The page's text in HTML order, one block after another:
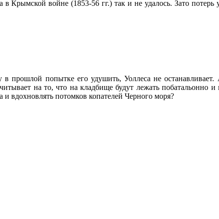
в Крымской войне (1853-56 гг.) так и не удалось. Зато
прошлой попытке его удушить, Уоллеса не
на то, что на кладбище будут лежать побатальонно и
и вдохновлять потомков копателей Черного моря?